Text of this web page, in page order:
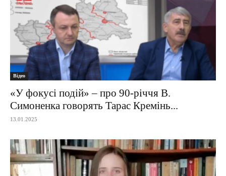
Відео
«У фокусі подій» – про 90-річчя В.
Симоненка говорять Тарас Кремінь...
13.01.2025